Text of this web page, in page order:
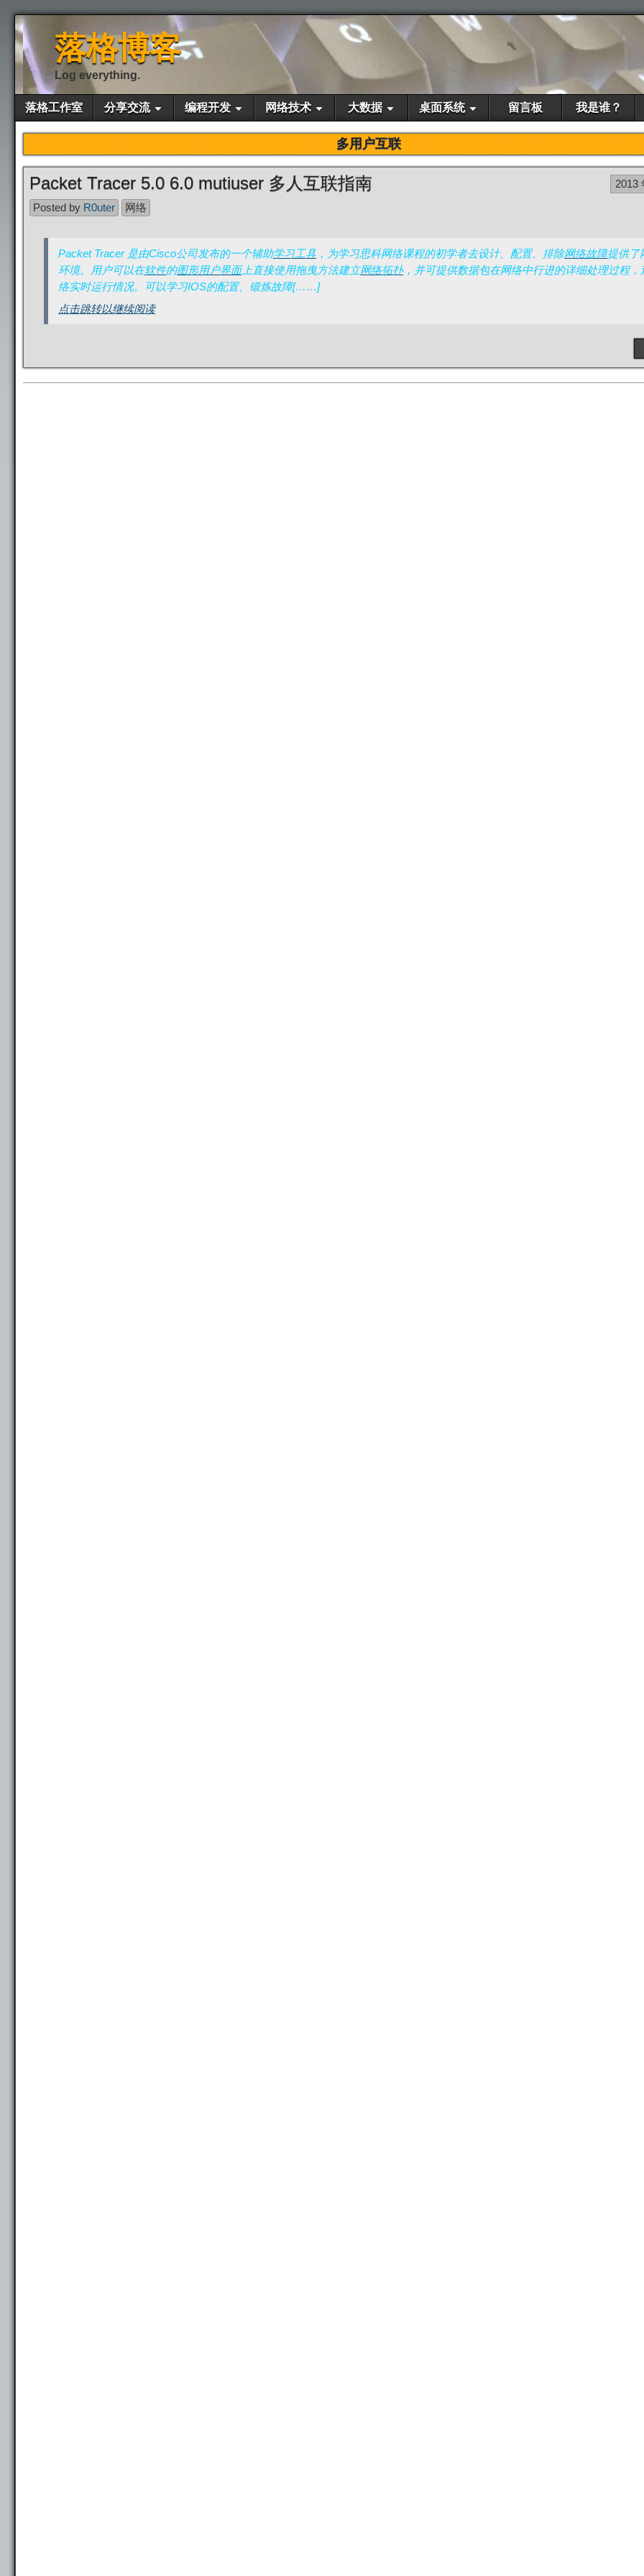
落格博客
Log everything.
落格工作室 分享交流 编程开发 网络技术 大数据 桌面系统 留言板 我是谁？
多用户互联
Packet Tracer 5.0 6.0 mutiuser 多人互联指南
2013
Posted by R0uter 网络
Packet Tracer 是由Cisco公司发布的一个辅助学习工具 ，为学习思科网络课程的初学者去设计、配置、排除网络故障提供了
环境。用户可以在软件的图形用户界面上直接使用拖曳方法建立网络拓扑，并可提供数据包在网络中行进的详细处理过程，
络实时运行情况。可以学习IOS的配置、锻炼故障[……]
点击跳转以继续阅读